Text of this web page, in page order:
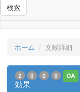
検索
ホーム 文献詳細
2 0 0 0 OA
効果